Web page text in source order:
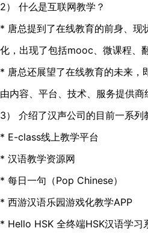
2） 什么是互联网教学？
* 唐总提到了在线教育的前身、现
化，出现了包括mooc、微课程、
* 唐总还展望了在线教育的未来，
由内容、平台、技术、服务提供商
3） 介绍了汉声公司的目前一系列
* E-class线上教学平台
* 汉语教学资源网
* 每日一句（Pop Chinese）
* 西游汉语乐园游戏化教学APP
* Hello HSK 全终端HSK汉语学习